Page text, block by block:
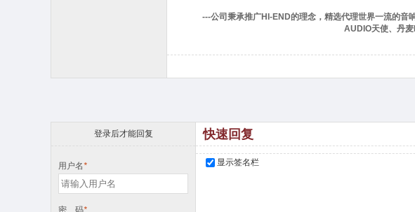
---公司秉承推广HI-END的理念，精选代理世界一流的
AUDIO天使、丹
登录后才能回复
用户名*
密 码*
快速回复
显示签名栏